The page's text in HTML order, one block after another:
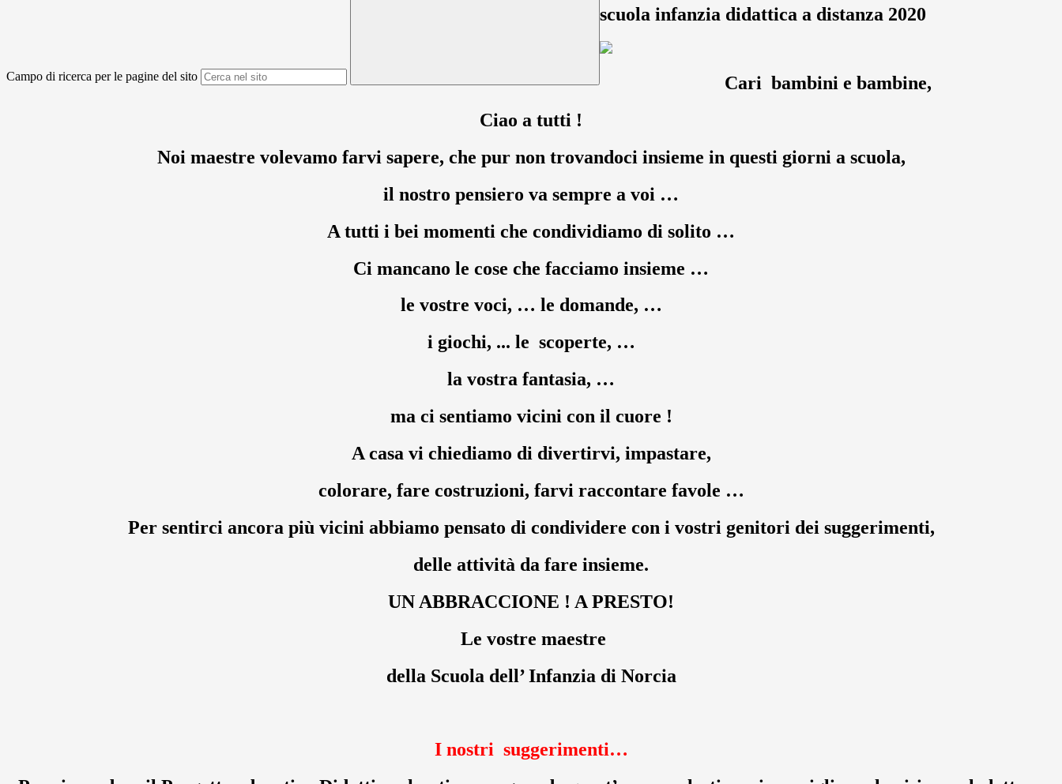
Campo di ricerca per le pagine del sito
scuola infanzia didattica a distanza 2020
Cari bambini e bambine,
Ciao a tutti !
Noi maestre volevamo farvi sapere, che pur non trovandoci insieme in questi giorni a scuola,
il nostro pensiero va sempre a voi …
A tutti i bei momenti che condividiamo di solito …
Ci mancano le cose che facciamo insieme …
le vostre voci, … le domande, …
i giochi, ... le scoperte, …
la vostra fantasia, …
ma ci sentiamo vicini con il cuore !
A casa vi chiediamo di divertirvi, impastare,
colorare, fare costruzioni, farvi raccontare favole …
Per sentirci ancora più vicini abbiamo pensato di condividere con i vostri genitori dei suggerimenti,
delle attività da fare insieme.
UN ABBRACCIONE ! A PRESTO!
Le vostre maestre
della Scuola dell’ Infanzia di Norcia
I nostri suggerimenti…